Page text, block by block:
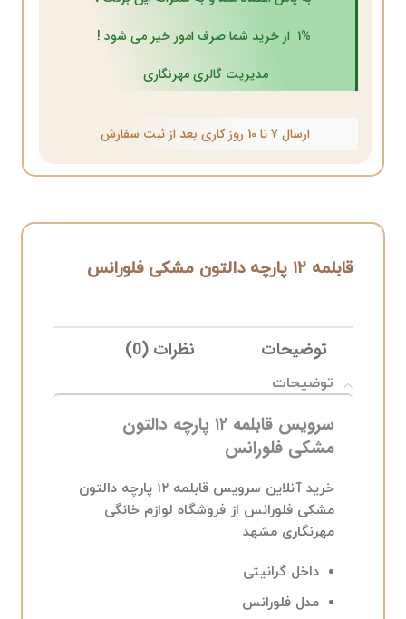
1% از خرید شما صرف امور خیر می شود !
مدیریت گالری مهرنگاری
ارسال 7 تا 10 روز کاری بعد از ثبت سفارش
قابلمه ۱۲ پارچه دالتون مشکی فلورانس
توضیحات نظرات (0)
توضیحات
سرویس قابلمه ۱۲ پارچه دالتون
مشکی فلورانس
خرید آنلاین سرویس قابلمه ۱۲ پارچه دالتون
مشکی فلورانس از فروشگاه لوازم خانگی
مهرنگاری مشهد
داخل گرانیتی
مدل فلورانس